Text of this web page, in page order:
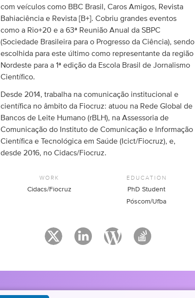
com veículos como BBC Brasil, Caros Amigos, Revista
Bahiaciência e Revista [B+]. Cobriu grandes eventos
como a Rio+20 e a 63ª Reunião Anual da SBPC
(Sociedade Brasileira para o Progresso da Ciência), sendo
escolhida para este último como representante da região
Nordeste para a 1ª edição da Escola Brasil de Jornalismo
Científico.
Desde 2014, trabalha na comunicação institucional e
científica no âmbito da Fiocruz: atuou na Rede Global de
Bancos de Leite Humano (rBLH), na Assessoria de
Comunicação do Instituto de Comunicação e Informação
Científica e Tecnológica em Saúde (Icict/Fiocruz), e,
desde 2016, no Cidacs/Fiocruz.
WORK
Cidacs/Fiocruz
EDUCATION
PhD Student
Póscom/Ufba